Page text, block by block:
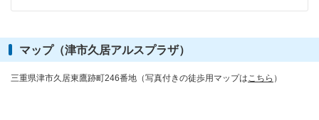
マップ（津市久居アルスプラザ）
三重県津市久居東鷹跡町246番地（写真付きの徒歩用マップはこちら ）